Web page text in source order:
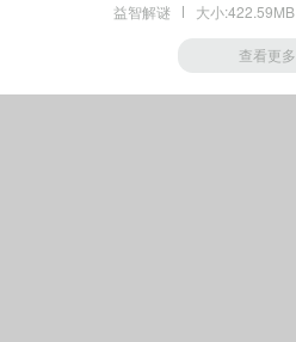
益智解谜 大小:422.59MB
查看更多